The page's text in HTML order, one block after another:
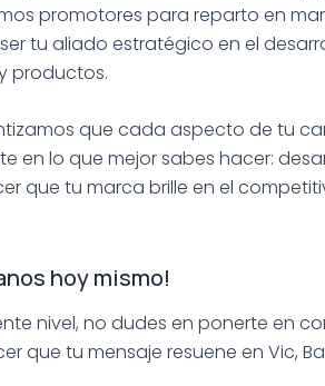
promotores para reparto en
tu aliado estratégico en el
productos.
que cada aspecto de tu
en lo que mejor sabes hacer:
que tu marca brille en el
hoy mismo!
nivel, no dudes en ponerte en
que tu mensaje resuene en Vic,